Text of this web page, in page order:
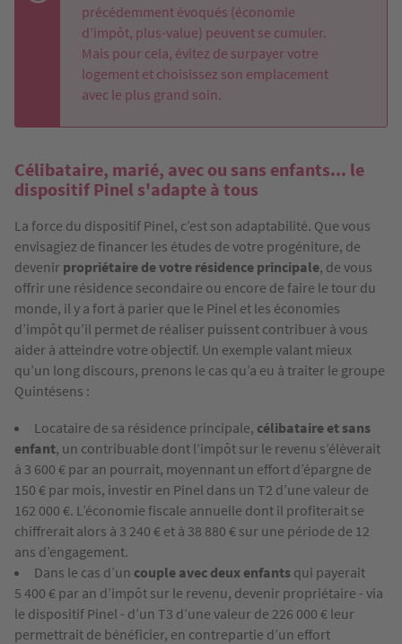
précédemment évoqués (économie
d’impôt, plus-value) peuvent se cumuler.
Mais pour cela, évitez de surpayer votre
logement et choisissez son emplacement
avec le plus grand soin.
Célibataire, marié, avec ou sans enfants... le
dispositif Pinel s'adapte à tous
La force du dispositif Pinel, c’est son adaptabilité. Que vous
envisagiez de financer les études de votre progéniture, de
devenir propriétaire de votre résidence principale, de vous
offrir une résidence secondaire ou encore de faire le tour du
monde, il y a fort à parier que le Pinel et les économies
d’impôt qu’il permet de réaliser puissent contribuer à vous
aider à atteindre votre objectif. Un exemple valant mieux
qu’un long discours, prenons le cas qu’a eu à traiter le groupe
Quintésens :
Locataire de sa résidence principale, célibataire et sans
enfant, un contribuable dont l’impôt sur le revenu s’élèverait
à 3 600 € par an pourrait, moyennant un effort d’épargne de
150 € par mois, investir en Pinel dans un T2 d’une valeur de
162 000 €. L’économie fiscale annuelle dont il profiterait se
chiffrerait alors à 3 240 € et à 38 880 € sur une période de 12
ans d’engagement.
Dans le cas d’un couple avec deux enfants qui payerait
5 400 € par an d’impôt sur le revenu, devenir propriétaire - via
le dispositif Pinel - d’un T3 d’une valeur de 226 000 € leur
permettrait de bénéficier, en contrepartie d’un effort